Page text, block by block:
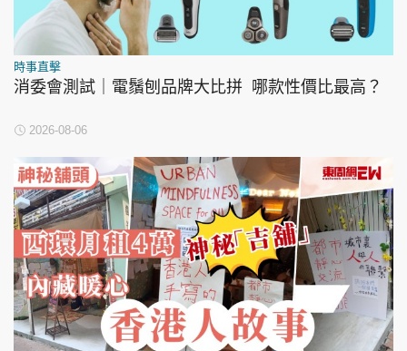
時事直擊
消委會測試｜電鬚刨品牌大比拼 哪款性價比最高？
2026-08-06